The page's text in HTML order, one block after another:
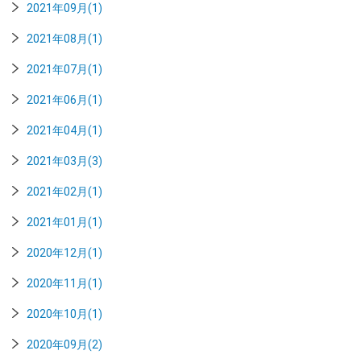
2021年09月(1)
2021年08月(1)
2021年07月(1)
2021年06月(1)
2021年04月(1)
2021年03月(3)
2021年02月(1)
2021年01月(1)
2020年12月(1)
2020年11月(1)
2020年10月(1)
2020年09月(2)